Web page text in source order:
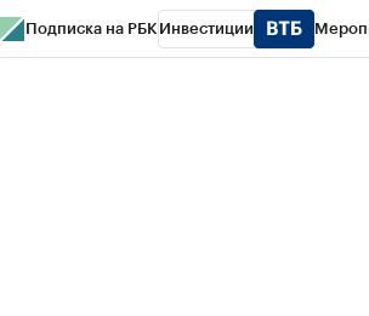
Подписка на РБК Инвестиции